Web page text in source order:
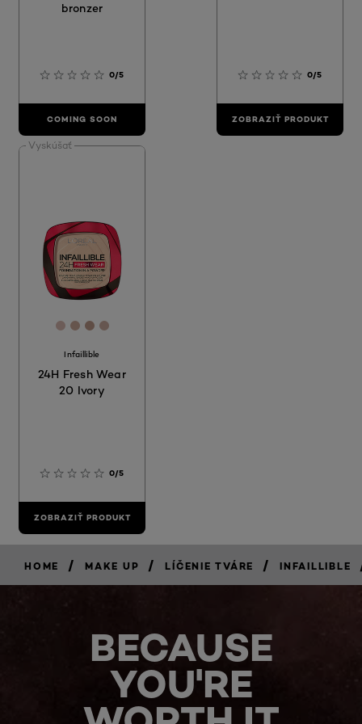
bronzer
0/5
COMING SOON
0/5
ZOBRAZIŤ PRODUKT
Vyskúšať
[Color]: #D9B9B1
[Color]: #CEAB9B
[Color]: #C09B8B
[Color]: #CDADA1
Infaillible
24H Fresh Wear
20 Ivory
0/5
ZOBRAZIŤ PRODUKT
HOME / MAKE UP / LÍČENIE TVÁRE / INFAILLIBLE
BECAUSE
YOU'RE